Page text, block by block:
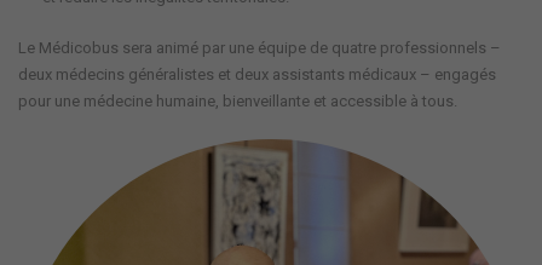
Le Médicobus sera animé par une équipe de quatre professionnels –
deux médecins généralistes et deux assistants médicaux – engagés
pour une médecine humaine, bienveillante et accessible à tous.